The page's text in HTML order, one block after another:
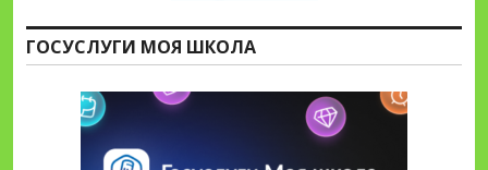
ГОСУСЛУГИ МОЯ ШКОЛА